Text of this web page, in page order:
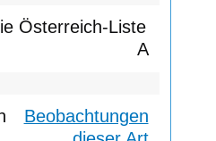
A
Beobachtungen